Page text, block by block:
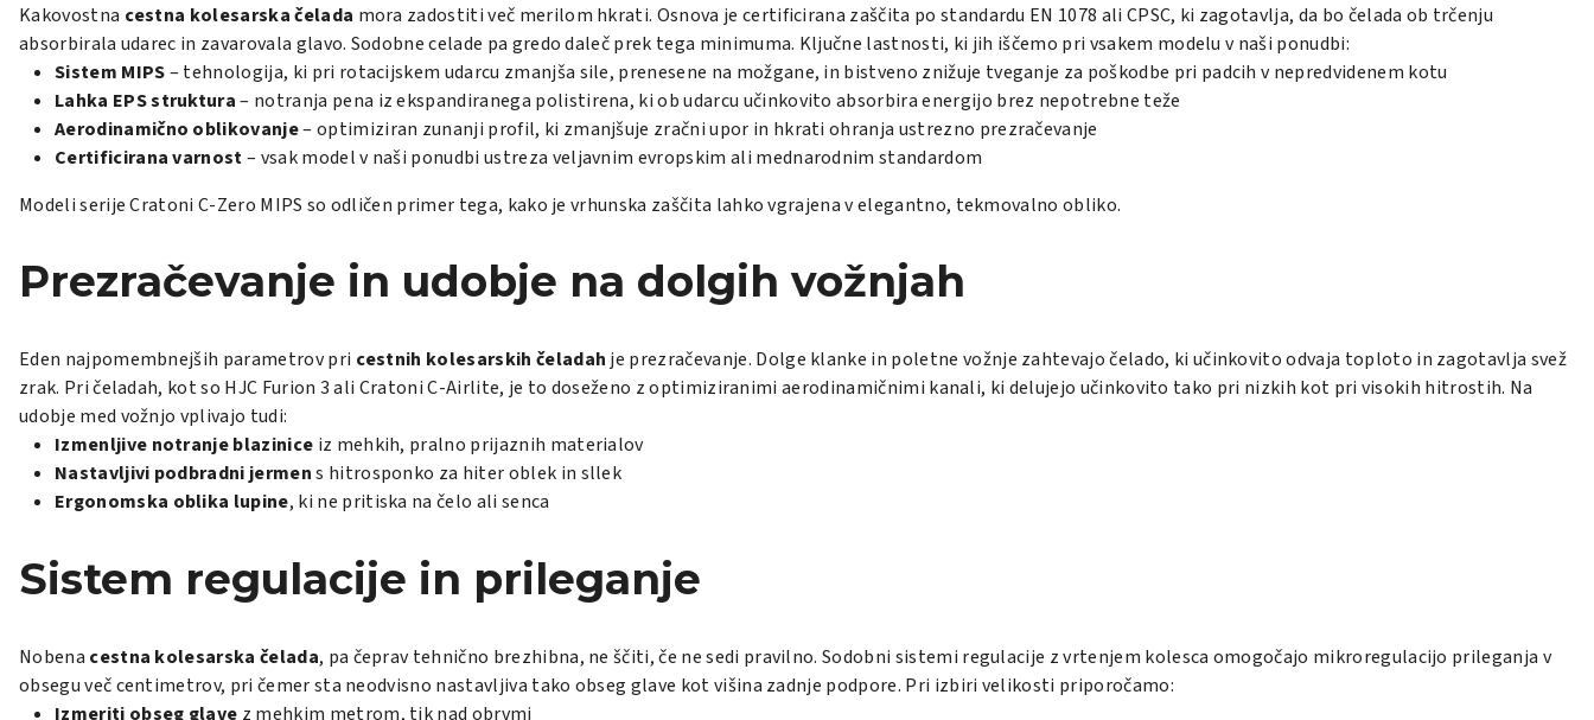
Kakovostna cestna kolesarska čelada mora zadostiti več merilom hkrati. Osnova je certificirana zaščita po standardu EN 1078 ali CPSC, ki zagotavlja, da bo čelada ob trčenju
absorbirala udarec in zavarovala glavo. Sodobne celade pa gredo daleč prek tega minimuma. Ključne lastnosti, ki jih iščemo pri vsakem modelu v naši ponudbi:
Sistem MIPS– tehnologija, ki pri rotacijskem udarcu zmanjša sile, prenesene na možgane, in bistveno znižuje tveganje za poškodbe pri padcih v nepredvidenem kotu
Lahka EPS struktura– notranja pena iz ekspandiranega polistirena, ki ob udarcu učinkovito absorbira energijo brez nepotrebne teže
Aerodinamično oblikovanje– optimiziran zunanji profil, ki zmanjšuje zračni upor in hkrati ohranja ustrezno prezračevanje
Certificirana varnost– vsak model v naši ponudbi ustreza veljavnim evropskim ali mednarodnim standardom
Modeli serije Cratoni C-Zero MIPS so odličen primer tega, kako je vrhunska zaščita lahko vgrajena v elegantno, tekmovalno obliko.
Prezračevanje in udobje na dolgih vožnjah
Eden najpomembnejših parametrov pri cestnih kolesarskih čeladah je prezračevanje. Dolge klanke in poletne vožnje zahtevajo čelado, ki učinkovito odvaja toploto in zagotavlja svež
zrak. Pri čeladah, kot so HJC Furion 3 ali Cratoni C-Airlite, je to doseženo z optimiziranimi aerodinamičnimi kanali, ki delujejo učinkovito tako pri nizkih kot pri visokih hitrostih. Na
udobje med vožnjo vplivajo tudi:
Izmenljive notranje blazinice iz mehkih, pralno prijaznih materialov
Nastavljivi podbradni jermens hitrosponko za hiter oblek in sllek
Ergonomska oblika lupine, ki ne pritiska na čelo ali senca
Sistem regulacije in prileganje
Nobena cestna kolesarska čelada, pa čeprav tehnično brezhibna, ne ščiti, če ne sedi pravilno. Sodobni sistemi regulacije z vrtenjem kolesca omogočajo mikroregulacijo prileganja v
obsegu več centimetrov, pri čemer sta neodvisno nastavljiva tako obseg glave kot višina zadnje podpore. Pri izbiri velikosti priporočamo:
Izmeriti obseg glave z mehkim metrom, tik nad obrvmi